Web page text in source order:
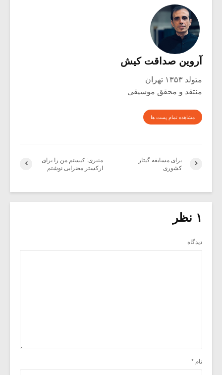
آروین صداقت کیش
متولد ۱۳۵۳ تهران
منتقد و محقق موسیقی
مشاهده تمام پست ها
منبری: کیستم من را برای
ارکستر مضرابی نوشتم
برای مسابقه گیتار
کشوری
۱ نظر
دیدگاه
نام *